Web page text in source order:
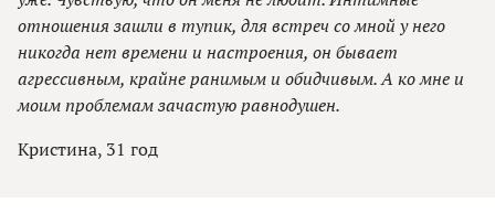
отношения зашли в тупик, для встреч со мной у него
никогда нет времени и настроения, он бывает
агрессивным, крайне ранимым и обидчивым. А ко мне и
моим проблемам зачастую равнодушен.
Кристина, 31 год